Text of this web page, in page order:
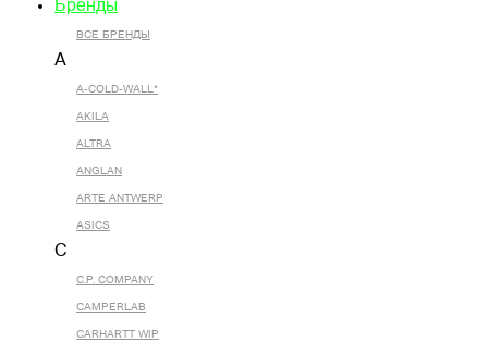
Бренды
ВСЕ БРЕНДЫ
A
A-COLD-WALL*
AKILA
ALTRA
ANGLAN
ARTE ANTWERP
ASICS
C
C.P. COMPANY
CAMPERLAB
CARHARTT WIP